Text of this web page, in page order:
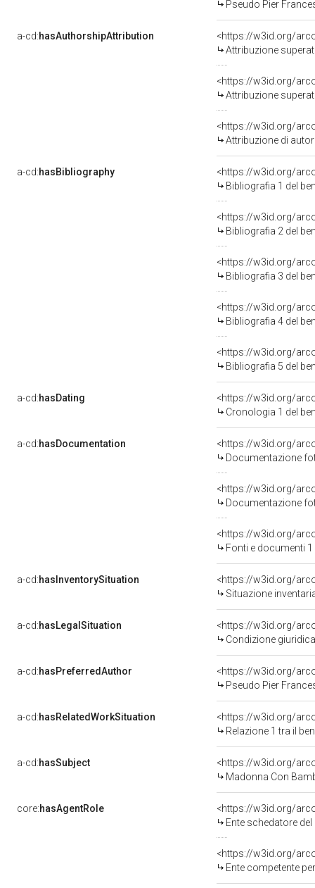
Pseudo Pier
a-cd:hasAuthorshipAttribution
<https://w3id.org/
Attribuzione
<https://w3id.org/
Attribuzione
<https://w3id.org/
Attribuzione di
a-cd:hasBibliography
<https://w3id.org/
Bibliografia 1 del
<https://w3id.org/
Bibliografia 2 del
<https://w3id.org/
Bibliografia 3 del
<https://w3id.org/
Bibliografia 4 del
<https://w3id.org/
Bibliografia 5 del
a-cd:hasDating
<https://w3id.org/
Cronologia 1 del
a-cd:hasDocumentation
Documentazione
Documentazione
<https://w3id.org/
Fonti e documenti
a-cd:hasInventorySituation
<https://w3id.org/
Situazione
a-cd:hasLegalSituation
<https://w3id.org/
Condizione
a-cd:hasPreferredAuthor
<https://w3id.org/
Pseudo Pier
a-cd:hasRelatedWorkSituation
<https://w3id.org/
Relazione 1 tra il
a-cd:hasSubject
<https://w3id.org/
Madonna Con
core:hasAgentRole
<https://w3id.org/
Ente schedatore
<https://w3id.org/
Ente competente